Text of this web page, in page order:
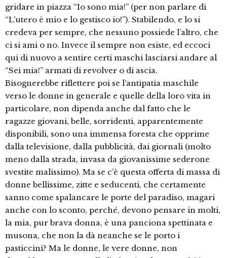
gridare in piazza “Io sono mia!” (per non parlare di
“L’utero è mio e lo gestisco io!”). Stabilendo, e lo si
credeva per sempre, che nessuno possiede l’altro, che
ci si ami o no. Invece il sempre non esiste, ed eccoci
qui di nuovo a sentire certi maschi lasciarsi andare al
“Sei mia!” armati di revolver o di ascia.
Bisognerebbe riflettere poi se l’antipatia maschile
verso le donne in generale e quelle della loro vita in
particolare, non dipenda anche dal fatto che le
ragazze giovani, belle, sorridenti, apparentemente
disponibili, sono una immensa foresta che opprime
dalla televisione, dalla pubblicità, dai giornali (molto
meno dalla strada, invasa da giovanissime sederone
svestite malissimo). Ma se c’è questa offerta di massa di
donne bellissime, zitte e seducenti, che certamente
sanno come spalancare le porte del paradiso, magari
anche con lo sconto, perché, devono pensare in molti,
la mia, pur brava donna, è una panciona spettinata e
musona, che non la dà neanche se le porto i
pasticcini? Ma le donne, le vere donne, non